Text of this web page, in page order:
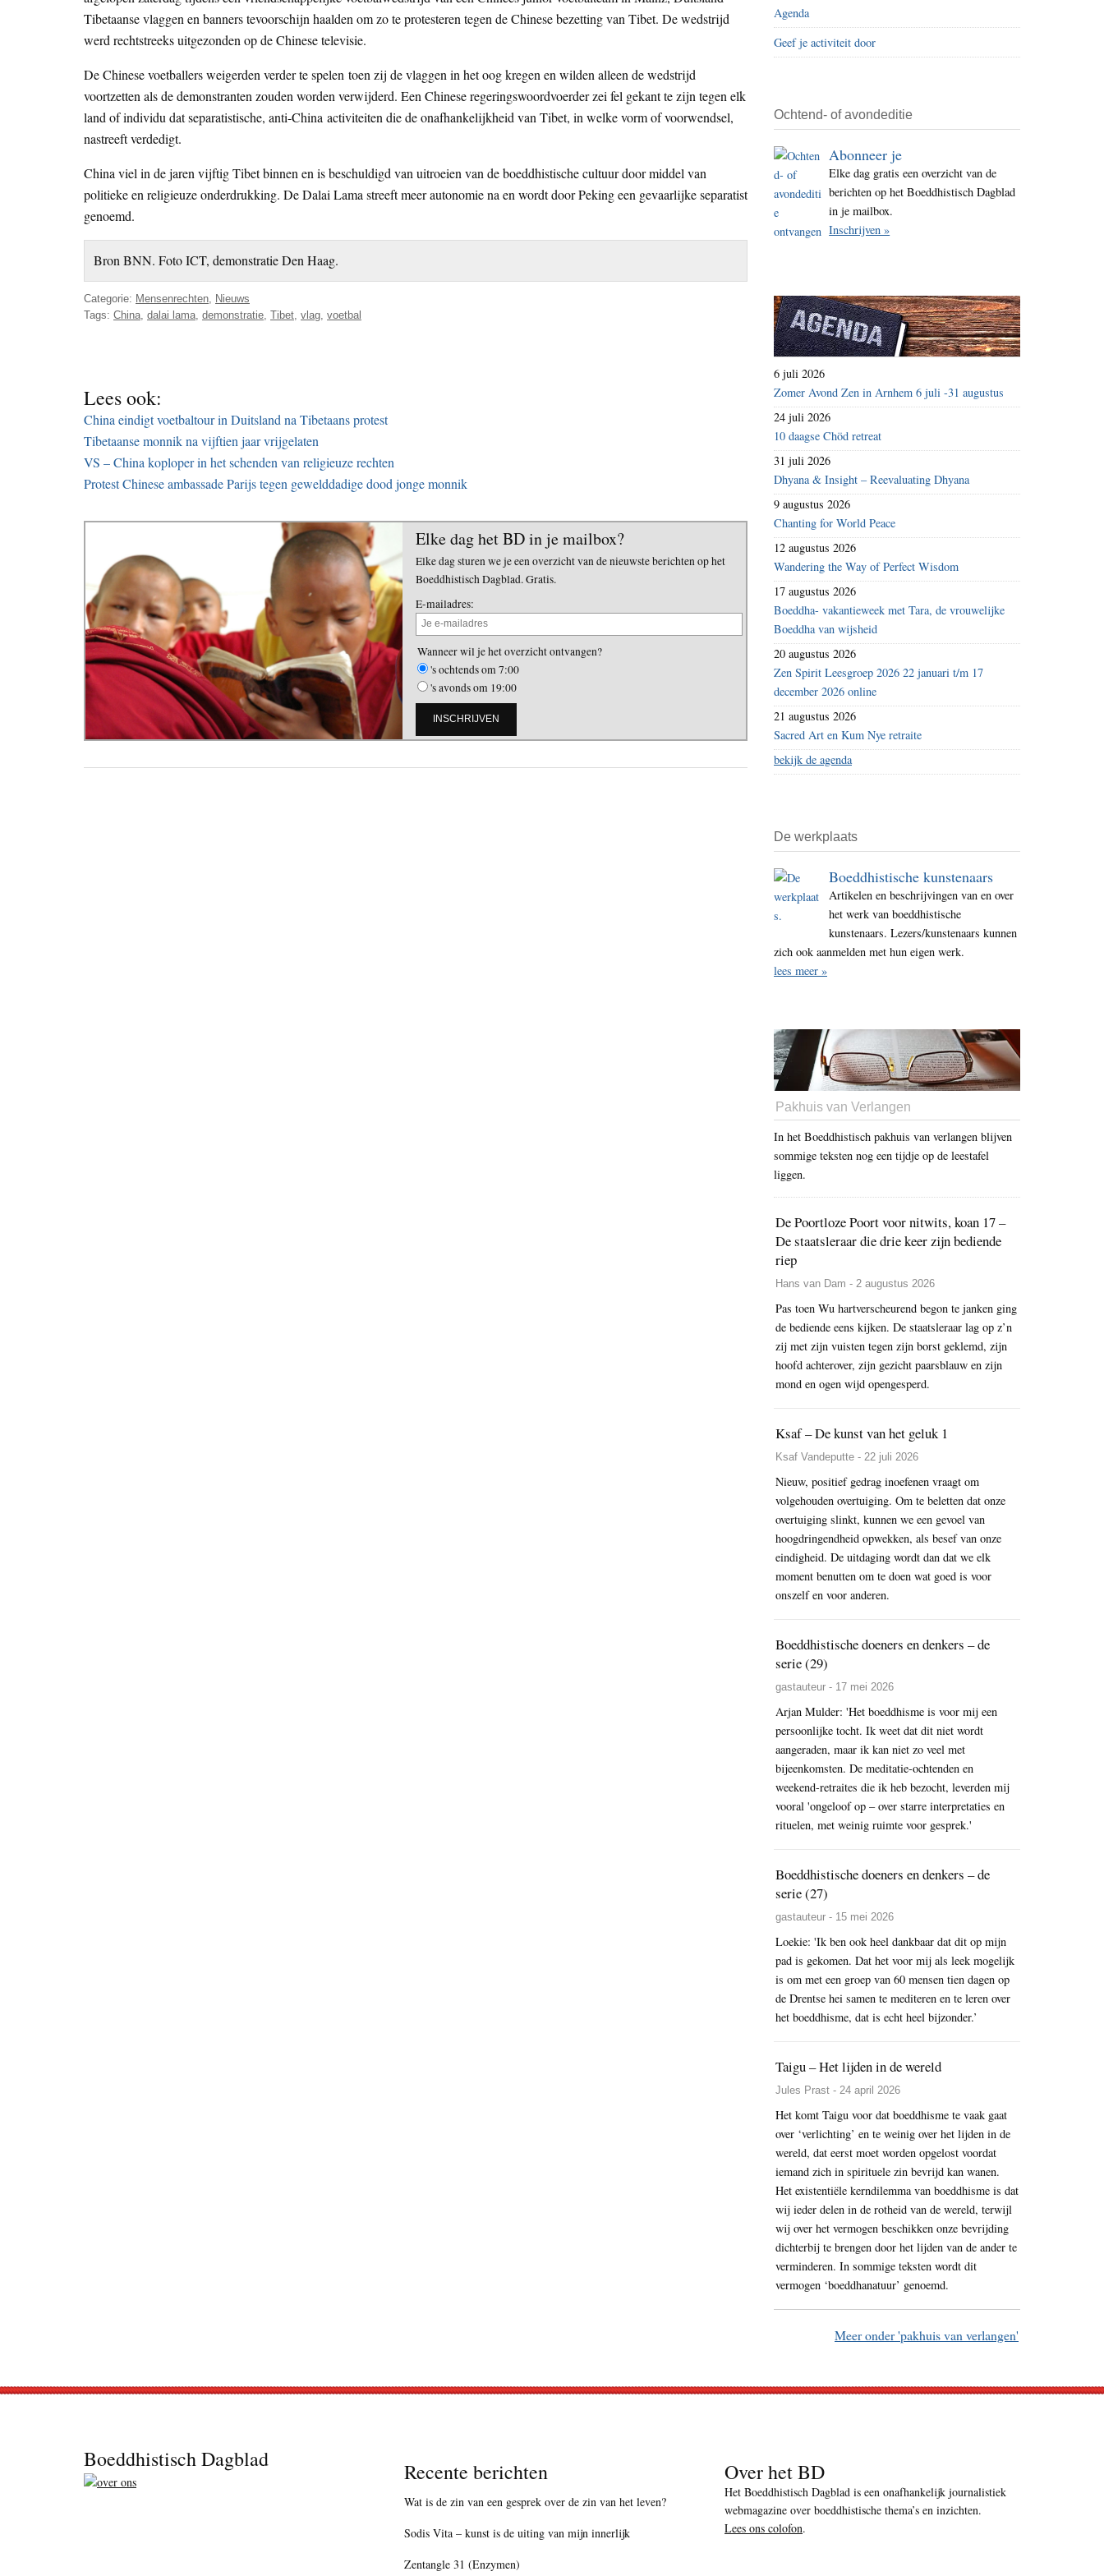
i
t
e
Tibetaanse vlaggen en banners tevoorschijn haalden om zo te protesteren tegen de Chinese bezetting van Tibet. De wedstrijd
werd rechtstreeks uitgezonden op de Chinese televisie.
De Chinese voetballers weigerden verder te spelen toen zij de vlaggen in het oog kregen en wilden alleen de wedstrijd
voortzetten als de demonstranten zouden worden verwijderd. Een Chinese regeringswoordvoerder zei fel gekant te zijn tegen elk
land of individu dat separatistische, anti-China activiteiten die de onafhankelijkheid van Tibet, in welke vorm of voorwendsel,
nastreeft verdedigt.
China viel in de jaren vijftig Tibet binnen en is beschuldigd van uitroeien van de boeddhistische cultuur door middel van
politieke en religieuze onderdrukking. De Dalai Lama streeft meer autonomie na en wordt door Peking een gevaarlijke separatist
genoemd.
Bron BNN. Foto ICT, demonstratie Den Haag.
Categorie: Mensenrechten
Nieuws
Tags: China dalai lama demonstratie Tibet vlag voetbal
Lees ook:
China eindigt voetbaltour in Duitsland na Tibetaans protest
Tibetaanse monnik na vijftien jaar vrijgelaten
VS – China koploper in het schenden van religieuze rechten
Protest Chinese ambassade Parijs tegen gewelddadige dood jonge monnik
Elke dag het BD in je mailbox?
Elke dag sturen we je een overzicht van de nieuwste berichten op het
Boeddhistisch Dagblad. Gratis.
E-mailadres:
Wanneer wil je het overzicht ontvangen?
's ochtends om 7:00
's avonds om 19:00
Agenda
Geef je activiteit door
Ochtend- of avondeditie
Abonneer je
Elke dag gratis een overzicht van de
berichten op het Boeddhistisch Dagblad
in je mailbox.
Inschrijven »
6 juli 2026
Zomer Avond Zen in Arnhem 6 juli -31 augustus
24 juli 2026
10 daagse Chöd retreat
31 juli 2026
Dhyana & Insight – Reevaluating Dhyana
9 augustus 2026
Chanting for World Peace
12 augustus 2026
Wandering the Way of Perfect Wisdom
17 augustus 2026
Boeddha- vakantieweek met Tara, de vrouwelijke
Boeddha van wijsheid
20 augustus 2026
Zen Spirit Leesgroep 2026 22 januari t/m 17
december 2026 online
21 augustus 2026
Sacred Art en Kum Nye retraite
bekijk de agenda
De werkplaats
Boeddhistische kunstenaars
Artikelen en beschrijvingen van en over
het werk van boeddhistische
kunstenaars. Lezers/kunstenaars kunnen
zich ook aanmelden met hun eigen werk.
lees meer »
Pakhuis van Verlangen
In het Boeddhistisch pakhuis van verlangen blijven
sommige teksten nog een tijdje op de leestafel
liggen.
De Poortloze Poort voor nitwits, koan 17 –
De staatsleraar die drie keer zijn bediende
riep
Hans van Dam - 2 augustus 2026
Pas toen Wu hartverscheurend begon te janken ging
de bediende eens kijken. De staatsleraar lag op z’n
zij met zijn vuisten tegen zijn borst geklemd, zijn
hoofd achterover, zijn gezicht paarsblauw en zijn
mond en ogen wijd opengesperd.
Ksaf – De kunst van het geluk 1
Ksaf Vandeputte - 22 juli 2026
Nieuw, positief gedrag inoefenen vraagt om
volgehouden overtuiging. Om te beletten dat onze
overtuiging slinkt, kunnen we een gevoel van
hoogdringendheid opwekken, als besef van onze
eindigheid. De uitdaging wordt dan dat we elk
moment benutten om te doen wat goed is voor
onszelf en voor anderen.
Boeddhistische doeners en denkers – de
serie (29)
gastauteur - 17 mei 2026
Arjan Mulder: 'Het boeddhisme is voor mij een
persoonlijke tocht. Ik weet dat dit niet wordt
aangeraden, maar ik kan niet zo veel met
bijeenkomsten. De meditatie-ochtenden en
weekend-retraites die ik heb bezocht, leverden mij
vooral 'ongeloof op – over starre interpretaties en
rituelen, met weinig ruimte voor gesprek.'
Boeddhistische doeners en denkers – de
serie (27)
gastauteur - 15 mei 2026
Loekie: 'Ik ben ook heel dankbaar dat dit op mijn
pad is gekomen. Dat het voor mij als leek mogelijk
is om met een groep van 60 mensen tien dagen op
de Drentse hei samen te mediteren en te leren over
het boeddhisme, dat is echt heel bijzonder.’
Taigu – Het lijden in de wereld
Jules Prast - 24 april 2026
Het komt Taigu voor dat boeddhisme te vaak gaat
over ‘verlichting’ en te weinig over het lijden in de
wereld, dat eerst moet worden opgelost voordat
iemand zich in spirituele zin bevrijd kan wanen.
Het existentiële kerndilemma van boeddhisme is dat
wij ieder delen in de rotheid van de wereld, terwijl
wij over het vermogen beschikken onze bevrijding
dichterbij te brengen door het lijden van de ander te
verminderen. In sommige teksten wordt dit
vermogen ‘boeddhanatuur’ genoemd.
Meer onder 'pakhuis van verlangen'
Boeddhistisch Dagblad Recente berichten
Wat is de zin van een gesprek over de zin van het leven?
Sodis Vita – kunst is de uiting van mijn innerlijk
Zentangle 31 (Enzymen)
Over het BD
Het Boeddhistisch Dagblad is een onafhankelijk journalistiek
webmagazine over boeddhistische thema’s en inzichten.
Lees ons colofon.